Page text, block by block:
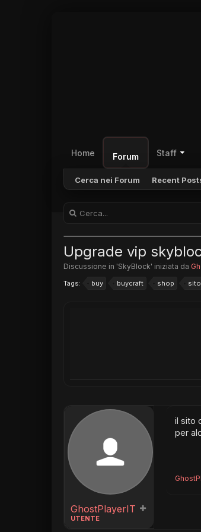
Home Forum
Cerca nei Forum Recent
Staff
Upgrade vip
Discussione in 'SkyBlock' iniziata da
Tags: buy buycraft shop sito
GhostPlayerITA
UTENTE
il sito
per